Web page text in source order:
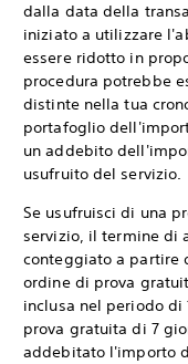
dalla data della
iniziato a utilizzare
essere ridotto in
procedura potrebbe
distinte nella tua
portafoglio
un addebito
usufruito del servizio.
Se usufruisci di una
servizio, il termine di
conteggiato a partire
ordine di prova
inclusa nel periodo di
prova gratuita di 7
addebitato l'importo